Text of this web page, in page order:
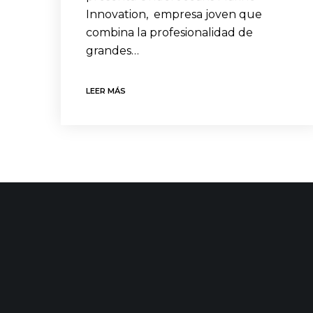
Innovation, empresa joven que
combina la profesionalidad de
grandes…
LEER MÁS